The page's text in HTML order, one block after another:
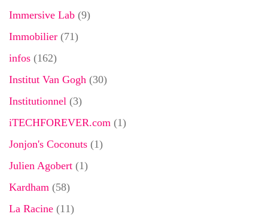
Immersive Lab (9)
Immobilier (71)
infos (162)
Institut Van Gogh (30)
Institutionnel (3)
iTECHFOREVER.com (1)
Jonjon's Coconuts (1)
Julien Agobert (1)
Kardham (58)
La Racine (11)